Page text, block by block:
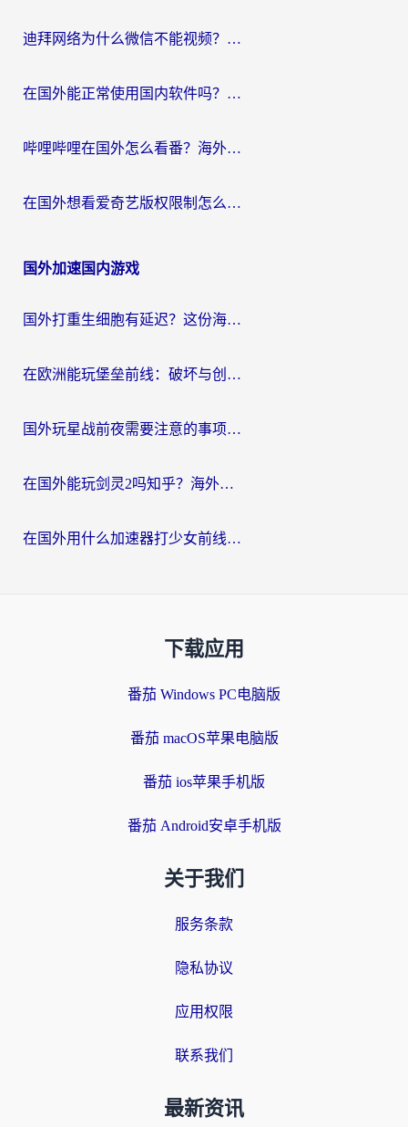
迪拜网络为什么微信不能视频？海外党必看的回国加速全攻略
在国外能正常使用国内软件吗？海外党亲测有效的无缝访问指南
哔哩哔哩在国外怎么看番？海外党追剧看片的终极解决方案
在国外想看爱奇艺版权限制怎么办？海外华人必看的追剧自由指南
国外加速国内游戏
国外打重生细胞有延迟？这份海外畅玩国服游戏加速器终极指南请收好
在欧洲能玩堡垒前线：破坏与创造吗？海外党国服游戏不卡顿的秘密
国外玩星战前夜需要注意的事项：一份来自老玩家的网络生存指南
在国外能玩剑灵2吗知乎？海外党亲测有效的国服游戏加速指南
在国外用什么加速器打少女前线：云图计划不卡？一个老玩家的掏心分享
下载应用
番茄 Windows PC电脑版
番茄 macOS苹果电脑版
番茄 ios苹果手机版
番茄 Android安卓手机版
关于我们
服务条款
隐私协议
应用权限
联系我们
最新资讯